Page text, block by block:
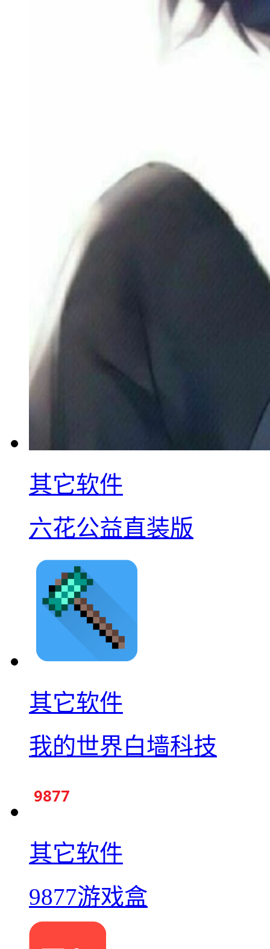
其它软件
六花公益直装版
其它软件
我的世界白墙科技
其它软件
9877游戏盒